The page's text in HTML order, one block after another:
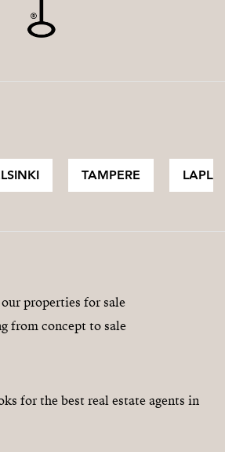
TAMPERE
properties for sale
from concept to sale
for the best real estate agents in